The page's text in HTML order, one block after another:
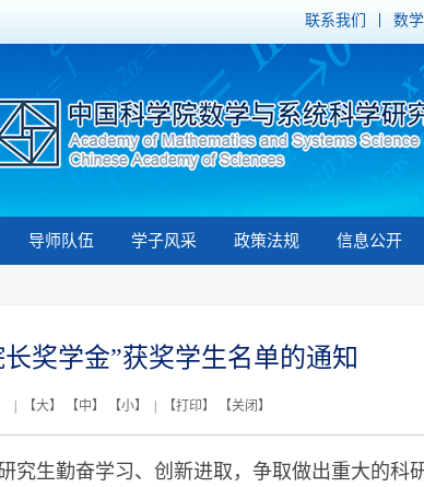
联系我们 数
导师队伍 学子风采 政策法规 信息公开
奖学金”获奖学生名单的通知
| 【大】 【中】 【小】 | 【打印】 【关闭 】
究生勤奋学习、创新进取，争取做出重大的科